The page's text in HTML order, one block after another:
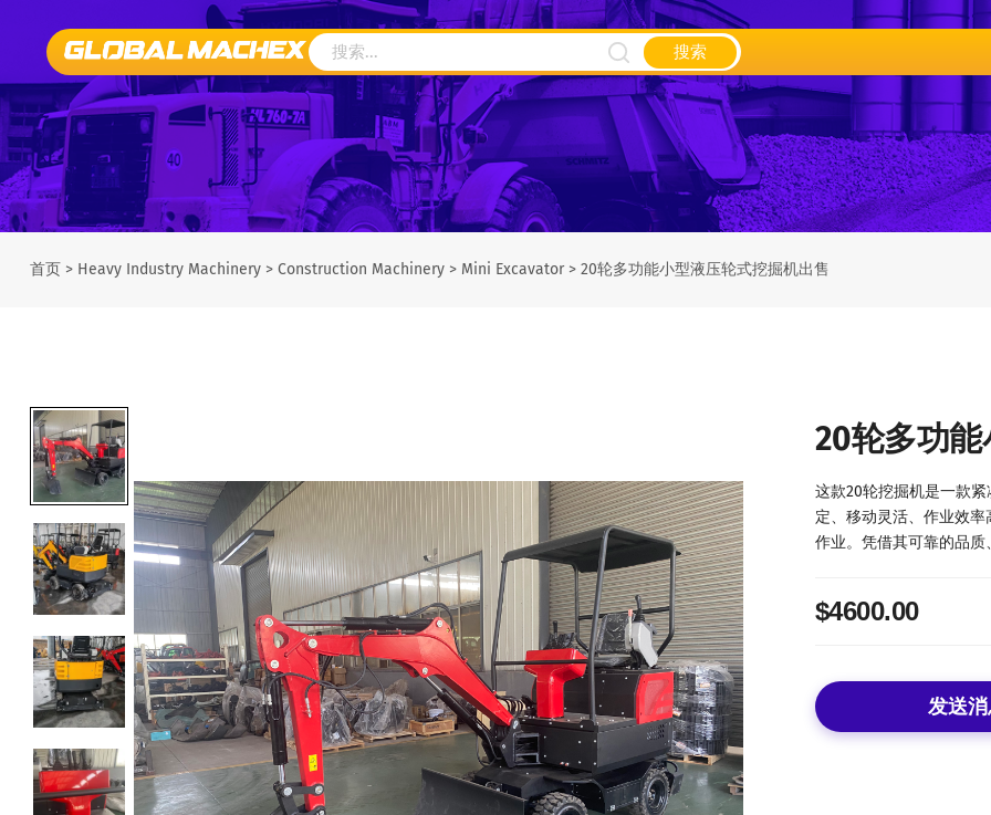
搜索
首页> Heavy Industry Machinery> Construction Machinery> Mini Excavator> 20轮多功能小型液压轮式挖掘机出售
20轮多功
这款20轮挖掘机是一款
定、移动灵活、作业效
作业。凭借其可靠的品
$4600.00
发送